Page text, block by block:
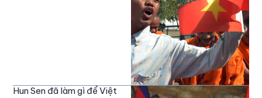
Hun Sen đã làm gì để Việt